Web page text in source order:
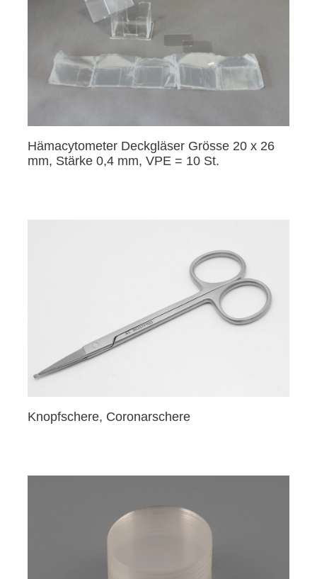
Hämacytometer Deckgläser Grösse 20 x 26
mm, Stärke 0,4 mm, VPE = 10 St.
Knopfschere, Coronarschere